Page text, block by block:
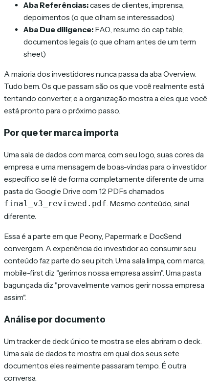
Aba Referências:cases de clientes, imprensa,
depoimentos (o que olham se interessados)
Aba Due diligence: FAQ, resumo do cap table,
documentos legais (o que olham antes de um term
sheet)
A maioria dos investidores nunca passa da aba Overview.
Tudo bem. Os que passam são os que você realmente está
tentando converter, e a organização mostra a eles que você
está pronto para o próximo passo.
Por que ter marca importa
Uma sala de dados com marca, com seu logo, suas cores da
empresa e uma mensagem de boas-vindas para o investidor
específico se lê de forma completamente diferente de uma
pasta do Google Drive com 12 PDFs chamados
final_v3_reviewed.pdf. Mesmo conteúdo, sinal
diferente.
Essa é a parte em que Peony, Papermark e DocSend
convergem. A experiência do investidor ao consumir seu
conteúdo faz parte do seu pitch. Uma sala limpa, com marca,
mobile-first diz "gerimos nossa empresa assim". Uma pasta
bagunçada diz "provavelmente vamos gerir nossa empresa
assim".
Análise por documento
Um tracker de deck único te mostra se eles abriram o deck.
Uma sala de dados te mostra em qual dos seus sete
documentos eles realmente passaram tempo. É outra
conversa.